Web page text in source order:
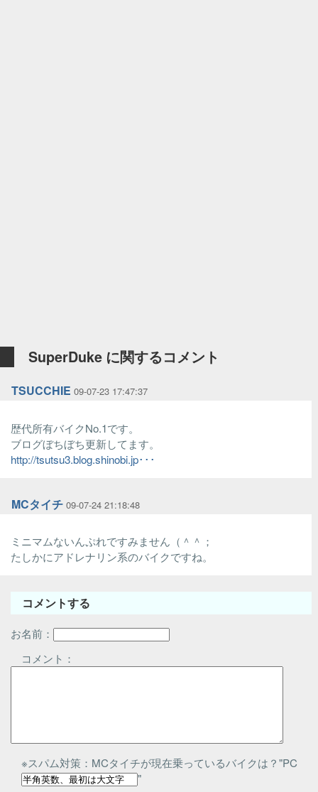
SuperDuke に関するコメント
TSUCCHIE 09-07-23 17:47:37
歴代所有バイクNo.1です。
ブログぼちぼち更新してます。
http://tsutsu3.blog.shinobi.jp･･･
MCタイチ 09-07-24 21:18:48
ミニマムないんぷれですみません（＾＾；
たしかにアドレナリン系のバイクですね。
コメントする
お名前：
コメント：
※スパム対策：MCタイチが現在乗っているバイクは？"PC
"